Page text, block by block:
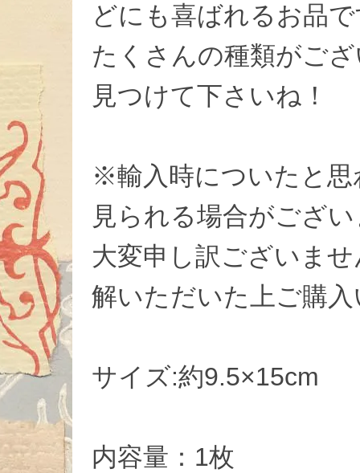
どにも喜ばれるお品
たくさんの種類がご
見つけて下さいね！
※輸入時についたと
見られる場合がござ
大変申し訳ございま
解いただいた上ご購
サイズ:約9.5×15cm
内容量：1枚